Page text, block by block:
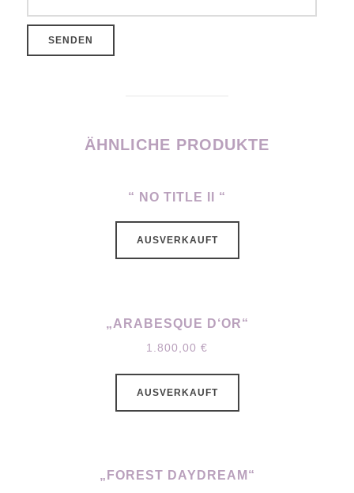
ÄHNLICHE PRODUKTE
“ NO TITLE II “
AUSVERKAUFT
„ARABESQUE D‘OR“
1.800,00 €
AUSVERKAUFT
„FOREST DAYDREAM“